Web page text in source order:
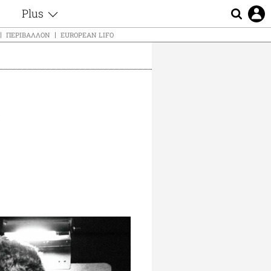
Plus
Θέματα
ΠΕΡΙΒΆΛΛΟΝ EUROPEAN LIFO